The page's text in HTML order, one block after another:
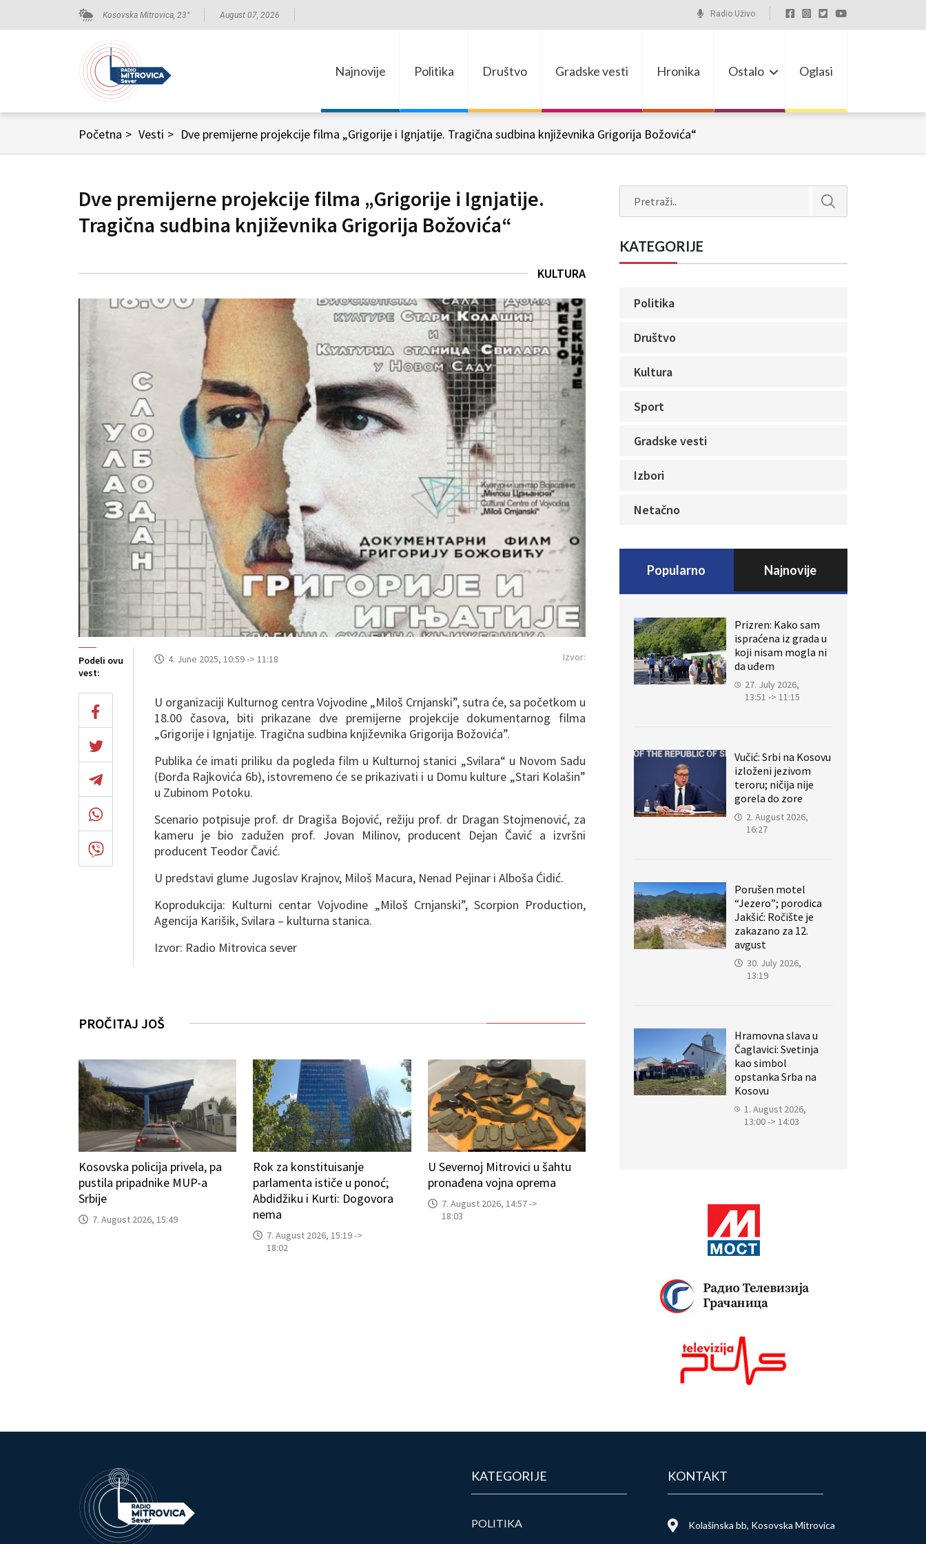
Kosovska Mitrovica, 23° August 07, 2026 Radio Uživo
Najnovije Politika Društvo Gradske vesti Hronika Ostalo Oglasi
Početna > Vesti > Dve premijerne projekcije filma „Grigorije i Ignjatije. Tragična sudbina književnika Grigorija Božovića“
Dve premijerne projekcije filma „Grigorije i Ignjatije.
Tragična sudbina književnika Grigorija Božovića“
KULTURA
Podeli ovu
vest:
4. June 2025, 10:59 -> 11:18 Izvor:
U organizaciji Kulturnog centra Vojvodine „Miloš Crnjanski”, sutra će, sa početkom u
18.00 časova, biti prikazane dve premijerne projekcije dokumentarnog filma
„Grigorije i Ignjatije. Tragična sudbina književnika Grigorija Božovića”.
Publika će imati priliku da pogleda film u Kulturnoj stanici „Svilara“ u Novom Sadu
(Đorđa Rajkovića 6b), istovremeno će se prikazivati i u Domu kulture „Stari Kolašin”
u Zubinom Potoku.
Scenario potpisuje prof. dr Dragiša Bojović, režiju prof. dr Dragan Stojmenović, za
kameru je bio zadužen prof. Jovan Milinov, producent Dejan Čavić a izvršni
producent Teodor Čavić.
U predstavi glume Jugoslav Krajnov, Miloš Macura, Nenad Pejinar i Alboša Ćidić.
Koprodukcija: Kulturni centar Vojvodine „Miloš Crnjanski”, Scorpion Production,
Agencija Karišik, Svilara – kulturna stanica.
Izvor: Radio Mitrovica sever
PROČITAJ JOŠ
Kosovska policija privela, pa
pustila pripadnike MUP-a
Srbije
7. August 2026, 15:49
Rok za konstituisanje
parlamenta ističe u ponoć;
Abdidžiku i Kurti: Dogovora
nema
7. August 2026, 15:19 ->
18:02
U Severnoj Mitrovici u šahtu
pronađena vojna oprema
7. August 2026, 14:57 ->
18:03
KATEGORIJE
Politika
Društvo
Kultura
Sport
Gradske vesti
Izbori
Netačno
Popularno Najnovije
Prizren: Kako sam
ispraćena iz grada u
koji nisam mogla ni
da uđem
27. July 2026,
13:51 -> 11:15
Vučić: Srbi na Kosovu
izloženi jezivom
teroru; ničija nije
gorela do zore
2. August 2026,
16:27
Porušen motel
“Jezero”; porodica
Jakšić: Ročište je
zakazano za 12.
avgust
30. July 2026,
13:19
Hramovna slava u
Čaglavici: Svetinja
kao simbol
opstanka Srba na
Kosovu
1. August 2026,
13:00 -> 14:03
KATEGORIJE
POLITIKA
KONTAKT
Kolašinska bb, Kosovska Mitrovica